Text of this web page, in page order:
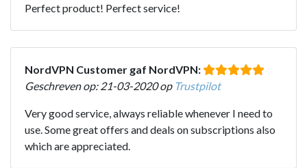
Perfect product! Perfect service!
NordVPN Customer gaf NordVPN:
Geschreven op: 21-03-2020 op Trustpilot
Very good service, always reliable whenever I need to
use. Some great offers and deals on subscriptions also
which are appreciated.